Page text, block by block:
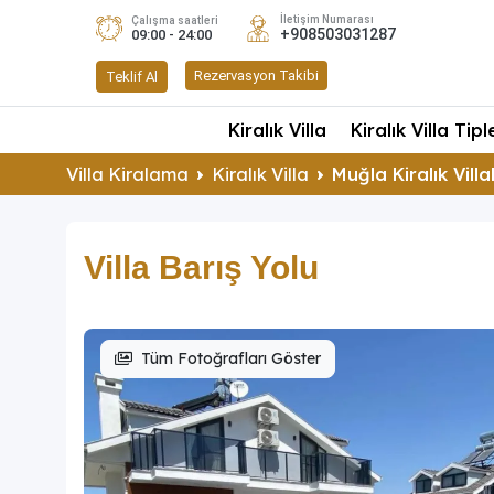
Çalışma saatleri
09:00 - 24:00
İletişim Numarası
+908503031287
Teklif Al Rezervasyon Takibi
Kiralık Villa Kiralık Villa
Villa Kiralama
Kiralık Villa Muğla Kiralık
Villa Barış Yolu
Tüm Fotoğrafları Göster